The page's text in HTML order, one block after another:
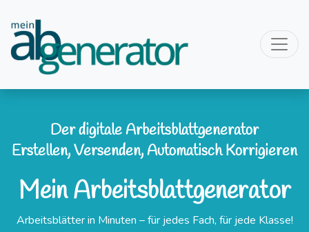
Der digitale Arbeitsblattgenerator
Erstellen, Versenden, Automatisch Korrigieren
Mein Arbeitsblattgenerator
Arbeitsblätter in Minuten – für jedes Fach, für jede Klasse!